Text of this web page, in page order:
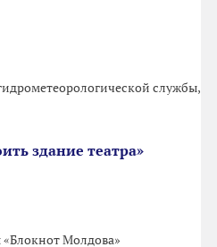
службы,
здание театра»
Молдова»